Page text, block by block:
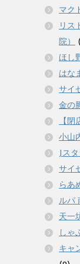
マク
リス
院）
ほし
はな
サイ
金の
【
小山
Jス
サイ
らあ
ルパ
天一
しゃ
キャ